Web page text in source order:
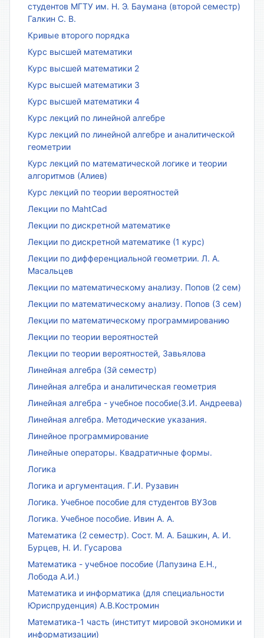
студентов МГТУ им. Н. Э. Баумана (второй семестр)
Галкин С. В.
Кривые второго порядка
Курс высшей математики
Курс высшей математики 2
Курс высшей математики 3
Курс высшей математики 4
Курс лекций по линейной алгебре
Курс лекций по линейной алгебре и аналитической
геометрии
Курс лекций по математической логике и теории
алгоритмов (Алиев)
Курс лекций по теории вероятностей
Лекции по MahtCad
Лекции по дискретной математике
Лекции по дискретной математике (1 курс)
Лекции по дифференциальной геометрии. Л. А.
Масальцев
Лекции по математическому анализу. Попов (2 сем)
Лекции по математическому анализу. Попов (3 сем)
Лекции по математическому программированию
Лекции по теории вероятностей
Лекции по теории вероятностей, Завьялова
Линейная алгебра (3й семестр)
Линейная алгебра и аналитическая геометрия
Линейная алгебра - учебное пособие(З.И. Андреева)
Линейная алгебра. Методические указания.
Линейное программирование
Линейные операторы. Квадратичные формы.
Логика
Логика и аргументация. Г.И. Рузавин
Логика. Учебное пособие для студентов ВУЗов
Логика. Учебное пособие. Ивин А. А.
Математика (2 семестр). Сост. М. А. Башкин, А. И.
Бурцев, Н. И. Гусарова
Математика - учебное пособие (Лапузина Е.Н.,
Лобода А.И.)
Математика и информатика (для специальности
Юриспруденция) А.В.Костромин
Математика-1 часть (институт мировой экономики и
информатизации)